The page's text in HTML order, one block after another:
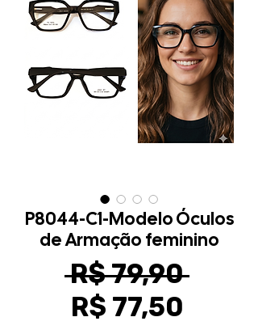
P8044-C1-Modelo Óculos
de Armação feminino
R$ 79,90 Preço
R$ 77,50